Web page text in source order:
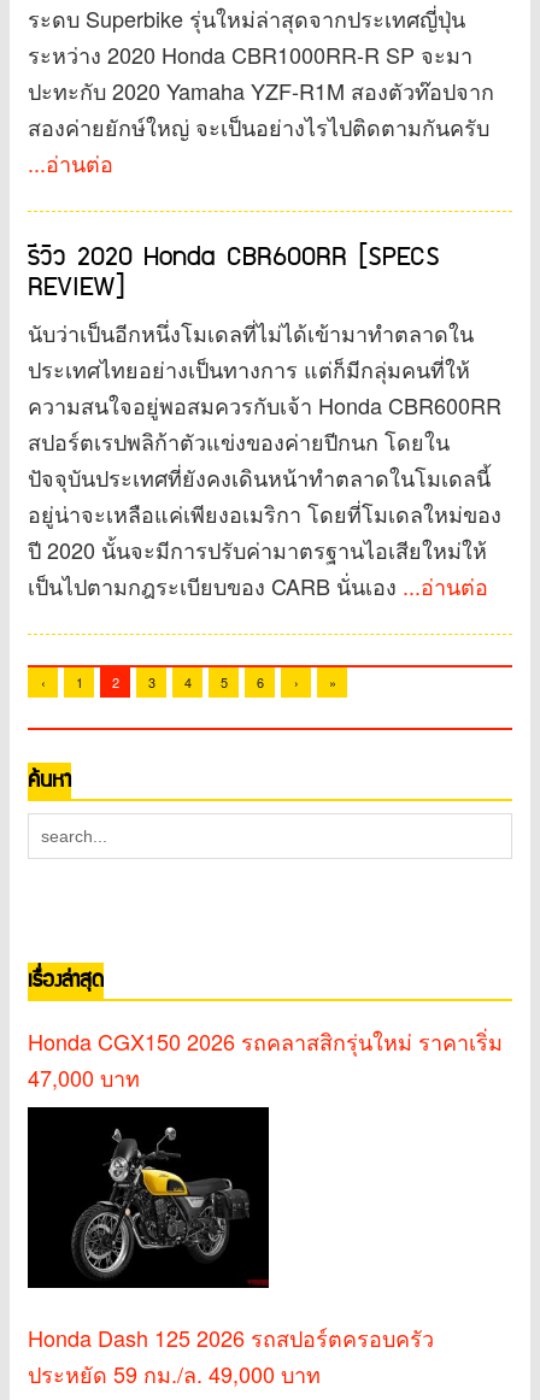
ระดบ Superbike รุ่นใหม่ล่าสุดจากประเทศญี่ปุ่น
ระหว่าง 2020 Honda CBR1000RR-R SP จะมา
ปะทะกับ 2020 Yamaha YZF-R1M สองตัวท๊อปจาก
สองค่ายยักษ์ใหญ่ จะเป็นอย่างไรไปติดตามกันครับ
...อ่านต่อ
รีวิว 2020 Honda CBR600RR [SPECS
REVIEW]
นับว่าเป็นอีกหนึ่งโมเดลที่ไม่ได้เข้ามาทำตลาดใน
ประเทศไทยอย่างเป็นทางการ แต่ก็มีกลุ่มคนที่ให้
ความสนใจอยู่พอสมควรกับเจ้า Honda CBR600RR
สปอร์ตเรปพลิก้าตัวแข่งของค่ายปีกนก โดยใน
ปัจจุบันประเทศที่ยังคงเดินหน้าทำตลาดในโมเดลนี้
อยู่น่าจะเหลือแค่เพียงอเมริกา โดยที่โมเดลใหม่ของ
ปี 2020 นั้นจะมีการปรับค่ามาตรฐานไอเสียใหม่ให้
เป็นไปตามกฎระเบียบของ CARB นั่นเอง ...อ่านต่อ
‹ 1 2 3 4 5 6 › »
ค้นหา
เรื่องล่าสุด
Honda CGX150 2026 รถคลาสสิกรุ่นใหม่ ราคาเริ่ม
47,000 บาท
Honda Dash 125 2026 รถสปอร์ตครอบครัว
ประหยัด 59 กม./ล. 49,000 บาท